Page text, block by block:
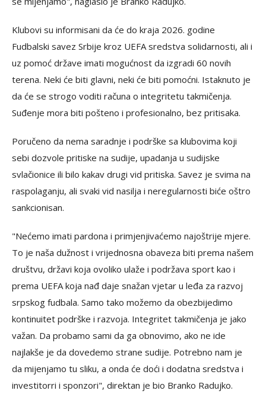
Klubovi su informisani da će do kraja 2026. godine
Fudbalski savez Srbije kroz UEFA sredstva solidarnosti, ali i
uz pomoć države imati mogućnost da izgradi 60 novih
terena. Neki će biti glavni, neki će biti pomoćni. Istaknuto je
da će se strogo voditi računa o integritetu takmičenja.
Suđenje mora biti pošteno i profesionalno, bez pritisaka.
Poručeno da nema saradnje i podrške sa klubovima koji
sebi dozvole pritiske na sudije, upadanja u sudijske
svlačionice ili bilo kakav drugi vid pritiska. Savez je svima na
raspolaganju, ali svaki vid nasilja i neregularnosti biće oštro
sankcionisan.
"Nećemo imati pardona i primjenjivaćemo najoštrije mjere.
To je naša dužnost i vrijednosna obaveza biti prema našem
društvu, državi koja ovoliko ulaže i podržava sport kao i
prema UEFA koja nađ daje snažan vjetar u leđa za razvoj
srpskog fudbala. Samo tako možemo da obezbijedimo
kontinuitet podrške i razvoja. Integritet takmičenja je jako
važan. Da probamo sami da ga obnovimo, ako ne ide
najlakše je da dovedemo strane sudije. Potrebno nam je
da mijenjamo tu sliku, a onda će doći i dodatna sredstva i
investitorri i sponzori", direktan je bio Branko Radujko.